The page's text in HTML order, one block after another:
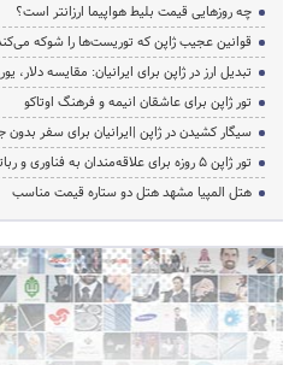
چه روزهایی قیمت بلیط هواپیما ارزانتر است؟
قوانین عجیب ژاپن که توریست‌ها را شوکه
تبدیل ارز در ژاپن برای ایرانیان: مقایسه دلار،
تور ژاپن برای عاشقان انیمه و فرهنگ اوتاکو
سیگار کشیدن در ژاپن |ایرانیان برای سفر بدون
تور ژاپن ۵ روزه برای علاقه‌مندان به فناوری و رباتیک
هتل المپیا مشهد هتل دو ستاره قیمت مناسب